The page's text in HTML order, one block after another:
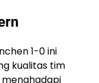
1-0 ini
kualitas tim
menghadapi